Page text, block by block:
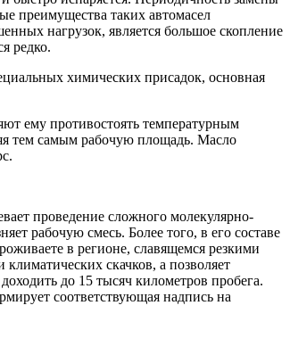
преимущества таких автомасел
нагрузок, является большое скопление
редко.
химических присадок, основная
ему противостоять температурным
тем самым рабочую площадь. Масло
проведение сложного молекулярно-
рабочую смесь. Более того, в его составе
в регионе, славящемся резкими
скачков, а позволяет
до 15 тысяч километров пробега.
соответствующая надпись на